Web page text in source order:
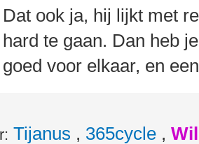
Dat ook ja, hij lijkt met
hard te gaan. Dan heb
goed voor elkaar, en
Tijanus , 365cycle ,